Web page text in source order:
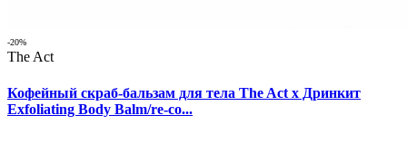
-20%
The Act
Кофейный скраб-бальзам для тела The Act x Дринкит
Exfoliating Body Balm/re-co...